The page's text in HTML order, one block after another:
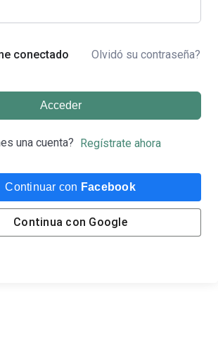
conectado Olvidó su contraseña?
Acceder
una cuenta? Regístrate ahora
Continuar con Facebook
Continua con Google